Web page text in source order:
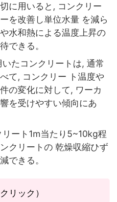
に用いると, コンクリー
を改善し単位水量 を減ら
水和熱による温度上昇の
できる。
たコンクリートは, 通常
て, コンクリー ト温度や
の変化に対して, ワーカ
を受けやすい傾向にあ
ート1m当たり5~10kg程
クリートの 乾燥収縮ひず
できる。
リック）